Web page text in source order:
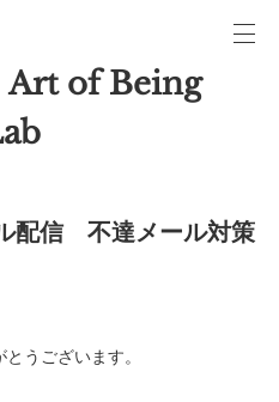
Art of Being
信 不達メール対策
うございます。